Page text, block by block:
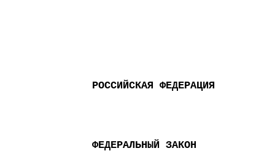
РОССИЙСКАЯ ФЕДЕРАЦИЯ
ФЕДЕРАЛЬНЫЙ ЗАКОН